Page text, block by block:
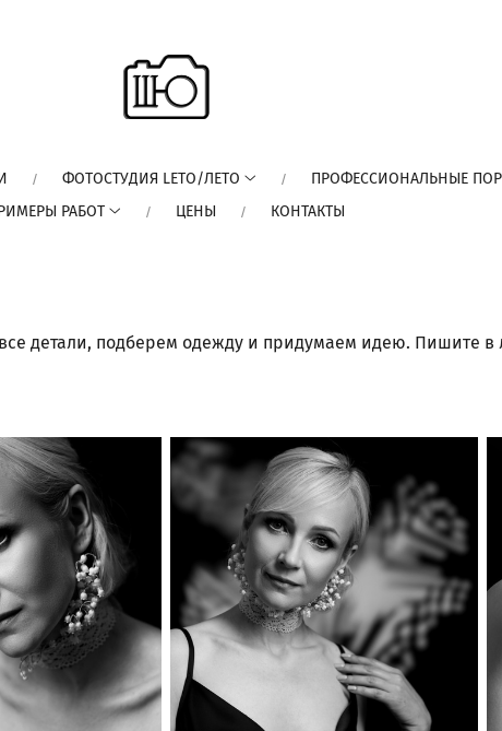
ФОТОСТУДИЯ LETO/ЛЕТО
ПРОФЕССИОНАЛЬНЫЕ
РАБОТ
ЦЕНЫ КОНТАКТЫ
детали, подберем одежду и придумаем идею. Пишите